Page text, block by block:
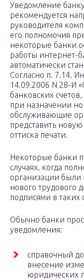
Уведомление
рекомендуется
руководителя
его полномочия
некоторые банки
работы интернет-
автоматически
Согласно п. 7.14.
14.09.2006 N 28-И
банковских
при назначении
обслуживающие
представить
оттиска печати.
Некоторые банки
случаях, когда
организации были
нового трудового
подписями в таких
Обычно банки
уведомления:
справочный
внесение
юридических